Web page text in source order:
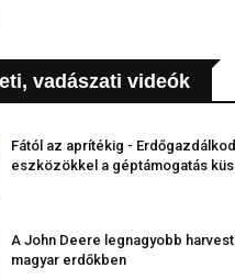
vadászati videók
Fától az aprítékig -
eszközökkel a géptámogatás
A John Deere legnagyobb
magyar erdőkben